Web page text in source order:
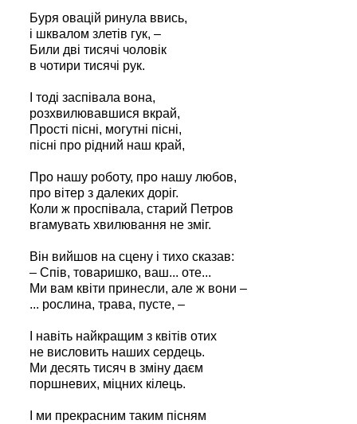
Буря овацій ринула ввись,
і шквалом злетів гук, –
Били дві тисячі чоловік
в чотири тисячі рук.
І тоді заспівала вона,
розхвилювавшися вкрай,
Прості пісні, могутні пісні,
пісні про рідний наш край,
Про нашу роботу, про нашу любов,
про вітер з далеких доріг.
Коли ж проспівала, старий Петров
вгамувать хвилювання не зміг.
Він вийшов на сцену і тихо сказав:
– Спів, товаришко, ваш... оте...
Ми вам квіти принесли, але ж вони –
... рослина, трава, пусте, –
І навіть найкращим з квітів отих
не висловить наших сердець.
Ми десять тисяч в зміну даєм
поршневих, міцних кілець.
І ми прекрасним таким пісням